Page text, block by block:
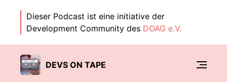
Dieser Podcast ist eine initiative der
Development Community des DOAG e.V.
DEVS ON TAPE